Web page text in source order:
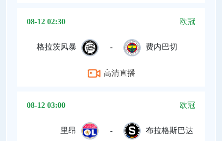
08-12 02:30 欧冠
格拉茨风暴 - 费内巴切
高清直播
08-12 03:00 欧冠
里昂 - 布拉格斯巴达